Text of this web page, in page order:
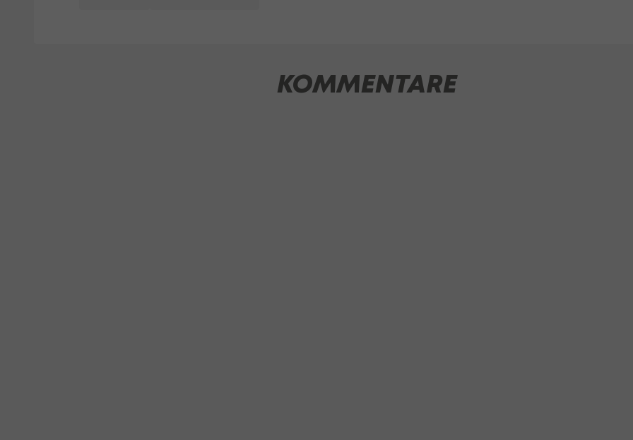
KOMMENTARE